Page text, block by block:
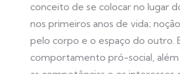
conceito de se colocar no lugar
nos primeiros anos de vida;
pelo corpo e o espaço do outro.
comportamento pró-social,